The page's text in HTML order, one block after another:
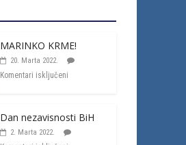
MARINKO KRME!
20. Marta 2022.
Komentari isključeni
Dan nezavisnosti BiH
2. Marta 2022.